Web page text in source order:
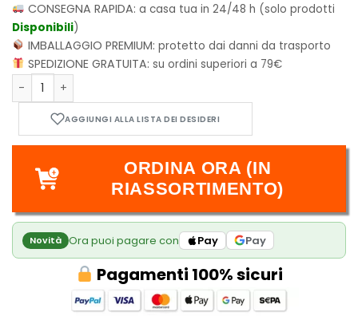
CONSEGNA RAPIDA:a casa tua in 24/48 h (solo prodotti
Disponibili)
IMBALLAGGIO PREMIUM:protetto dai danni da trasporto
SPEDIZIONE GRATUITA:su ordini superiori a 79€
The Promised Neverland Vol.1 Edizione Giapponese quantità
ORDINA ORA (IN
RIASSORTIMENTO)
Novità Ora puoi pagare con Pay Pay
Pagamenti 100% sicuri